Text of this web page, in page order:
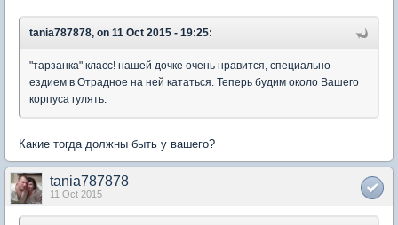
tania787878, on 11 Oct 2015 - 19:25:
"тарзанка" класс! нашей дочке очень нравится, специально
ездием в Отрадное на ней кататься. Теперь будим около Вашего
корпуса гулять.
Какие тогда должны быть у вашего?
tania787878
11 Oct 2015